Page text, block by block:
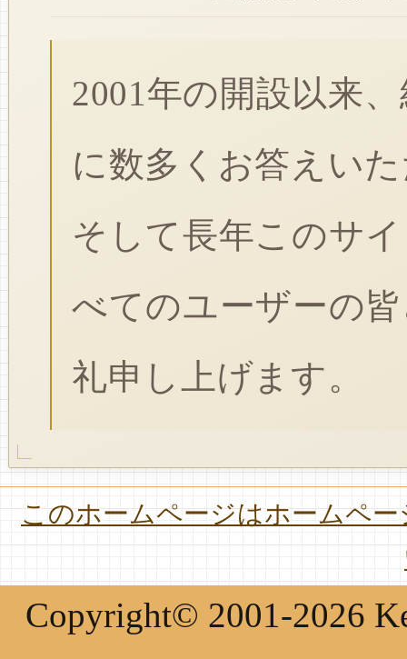
2001年の開設以来
に数多くお答えい
そして長年このサ
べてのユーザーの
礼申し上げます。
このホームページはホームペ
Copyright© 2001-2026